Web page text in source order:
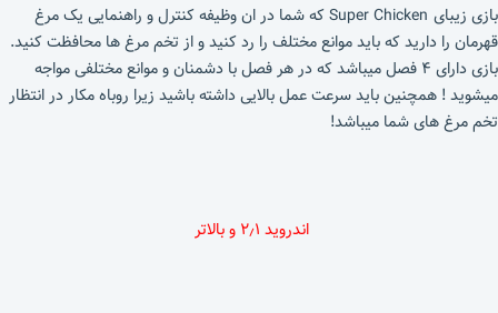
بازی زیبای Super Chicken که شما در ان وظیفه کنترل و راهنمایی یک مرغ
قهرمان را دارید که باید موانع مختلف را رد کنید و از تخم مرغ ها محافظت کنید.
بازی دارای ۴ فصل میباشد که در هر فصل با دشمنان و موانع مختلفی مواجه
میشوید ! همچنین باید سرعت عمل بالایی داشته باشید زیرا روباه مکار در انتظار
تخم مرغ های شما میباشد!
اندروید ۲٫۱ و بالاتر